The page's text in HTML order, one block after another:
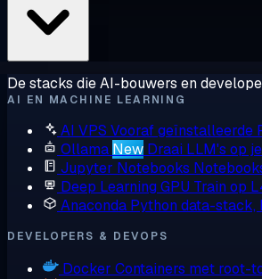
De stacks die AI-bouwers en
AI EN MACHINE LEARNING
AI VPS Vooraf geïnstalleerde
Ollama New Draai LLM's op
Jupyter Notebooks
Deep Learning GPU Train op
Anaconda Python data-stack,
DEVELOPERS & DEVOPS
Docker Containers met root-